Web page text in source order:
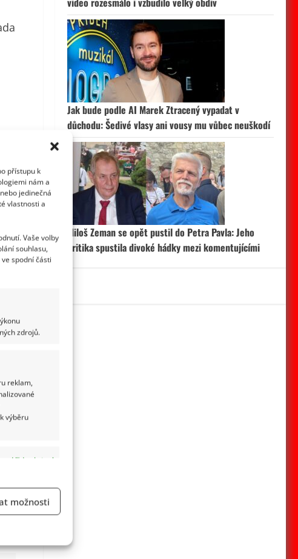
přístupu k
nám a
jedinečná
vlastnosti a
Vaše volby
souhlasu,
spodní části
zdrojů.
reklam,
výběru
Vždy aktivní
možnosti
Jak bude podle AI Marek Ztracený vypadat v
důchodu: Šedivé vlasy ani vousy mu vůbec neuškodí
Miloš Zeman se opět pustil do Petra Pavla: Jeho
kritika spustila divoké hádky mezi komentujícími